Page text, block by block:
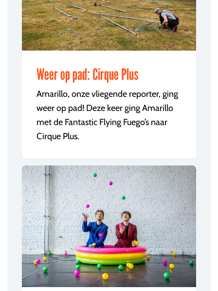
Weer op pad: Cirque Plus
Amarillo, onze vliegende reporter, ging
weer op pad! Deze keer ging Amarillo
met de Fantastic Flying Fuego’s naar
Cirque Plus.